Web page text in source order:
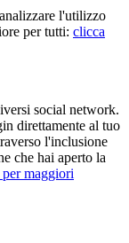
l'utilizzo
per tutti: clicca
social network.
direttamente al tuo
l'inclusione
che hai aperto la
maggiori